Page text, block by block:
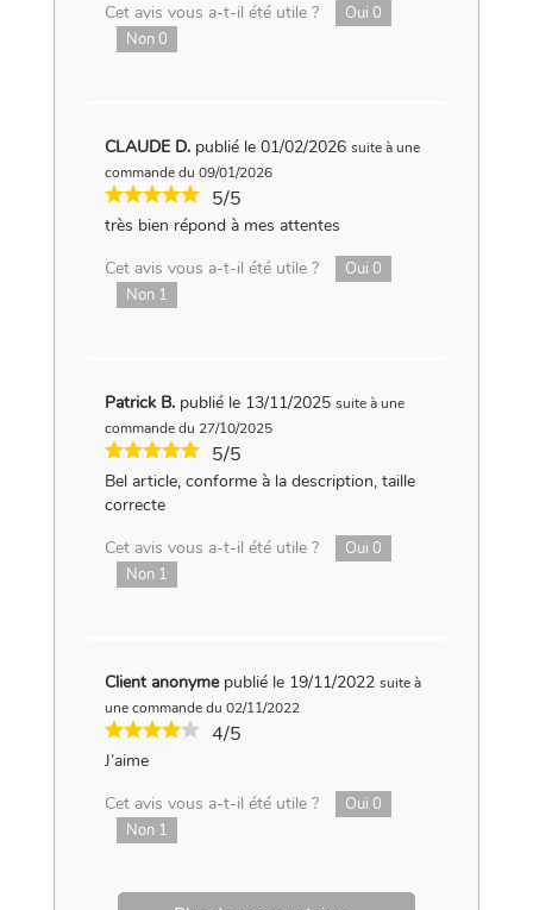
Cet avis vous a-t-il été utile ?
Oui 0
Non0
CLAUDE D. publié le 01/02/2026 suite à une
commande du 09/01/2026
5/5
très bien répond à mes attentes
Cet avis vous a-t-il été utile ?
Oui 0
Non 1
Patrick B. publié le 13/11/2025 suite à une
commande du 27/10/2025
5/5
Bel article, conforme à la description, taille
correcte
Cet avis vous a-t-il été utile ?
Oui 0
Non 1
Client anonyme publié le 19/11/2022 suite à
une commande du 02/11/2022
4/5
J’aime
Cet avis vous a-t-il été utile ?
Oui 0
Non 1